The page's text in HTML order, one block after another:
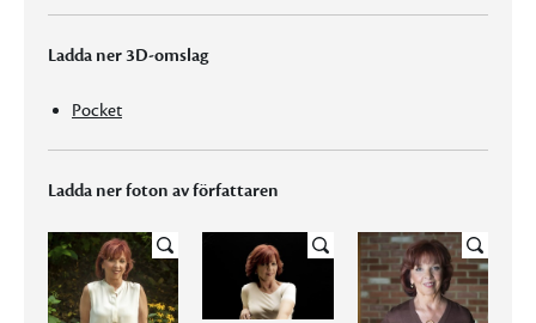
Ladda ner 3D-omslag
Pocket
Ladda ner foton av författaren